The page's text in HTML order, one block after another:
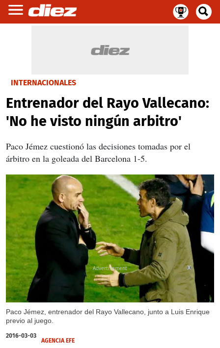
INTERNACIONALES
Entrenador del Rayo Vallecano:
'No he visto ningún arbitro'
Paco Jémez cuestionó las decisiones tomadas por el
árbitro en la goleada del Barcelona 1-5.
Paco Jémez, entrenador del Rayo Vallecano, junto a Luis Enrique
previo al juego.
X
X
2016-03-03
AGENCIA EFE